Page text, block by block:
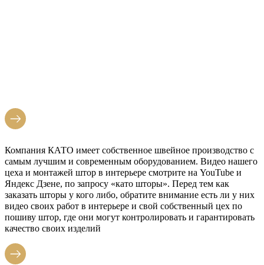
Компания КАТО имеет собственное швейное производство с
самым лучшим и современным оборудованием. Видео нашего
цеха и монтажей штор в интерьере смотрите на YouTube и
Яндекс Дзене, по запросу «като шторы». Перед тем как
заказать шторы у кого либо, обратите внимание есть ли у них
видео своих работ в интерьере и свой собственный цех по
пошиву штор, где они могут контролировать и гарантировать
качество своих изделий